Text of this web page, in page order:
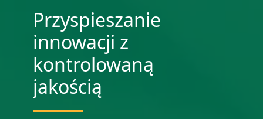
Przyspieszanie
innowacji z
kontrolowaną
jakością